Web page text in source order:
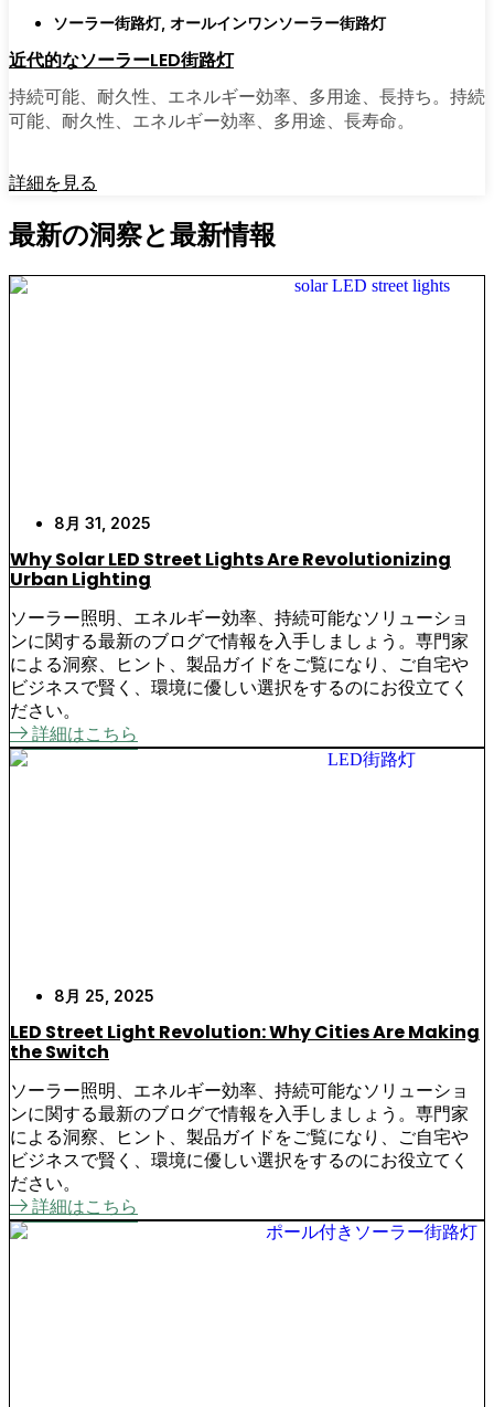
ソーラー街路灯, オールインワンソーラー街路灯
近代的なソーラーLED街路灯
持続可能、耐久性、エネルギー効率、多用途、長持ち。持続
可能、耐久性、エネルギー効率、多用途、長寿命。
詳細を見る
最新の洞察と最新情報
8月 31, 2025
Why Solar LED Street Lights Are Revolutionizing
Urban Lighting
ソーラー照明、エネルギー効率、持続可能なソリューショ
ンに関する最新のブログで情報を入手しましょう。専門家
による洞察、ヒント、製品ガイドをご覧になり、ご自宅や
ビジネスで賢く、環境に優しい選択をするのにお役立てく
ださい。
詳細はこちら
8月 25, 2025
LED Street Light Revolution: Why Cities Are Making
the Switch
ソーラー照明、エネルギー効率、持続可能なソリューショ
ンに関する最新のブログで情報を入手しましょう。専門家
による洞察、ヒント、製品ガイドをご覧になり、ご自宅や
ビジネスで賢く、環境に優しい選択をするのにお役立てく
ださい。
詳細はこちら